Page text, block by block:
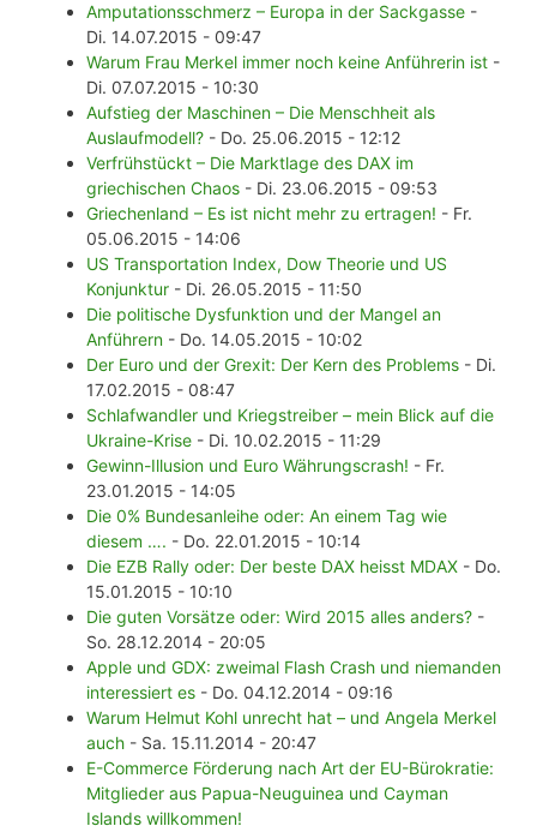
Amputationsschmerz – Europa in der Sackgasse -
Di. 14.07.2015 - 09:47
Warum Frau Merkel immer noch keine Anführerin ist -
Di. 07.07.2015 - 10:30
Aufstieg der Maschinen – Die Menschheit als
Auslaufmodell? - Do. 25.06.2015 - 12:12
Verfrühstückt – Die Marktlage des DAX im
griechischen Chaos - Di. 23.06.2015 - 09:53
Griechenland – Es ist nicht mehr zu ertragen! - Fr.
05.06.2015 - 14:06
US Transportation Index, Dow Theorie und US
Konjunktur - Di. 26.05.2015 - 11:50
Die politische Dysfunktion und der Mangel an
Anführern - Do. 14.05.2015 - 10:02
Der Euro und der Grexit: Der Kern des Problems - Di.
17.02.2015 - 08:47
Schlafwandler und Kriegstreiber – mein Blick auf die
Ukraine-Krise - Di. 10.02.2015 - 11:29
Gewinn-Illusion und Euro Währungscrash! - Fr.
23.01.2015 - 14:05
Die 0% Bundesanleihe oder: An einem Tag wie
diesem …. - Do. 22.01.2015 - 10:14
Die EZB Rally oder: Der beste DAX heisst MDAX - Do.
15.01.2015 - 10:10
Die guten Vorsätze oder: Wird 2015 alles anders? -
So. 28.12.2014 - 20:05
Apple und GDX: zweimal Flash Crash und niemanden
interessiert es - Do. 04.12.2014 - 09:16
Warum Helmut Kohl unrecht hat – und Angela Merkel
auch - Sa. 15.11.2014 - 20:47
E-Commerce Förderung nach Art der EU-Bürokratie:
Mitglieder aus Papua-Neuguinea und Cayman
Islands willkommen!